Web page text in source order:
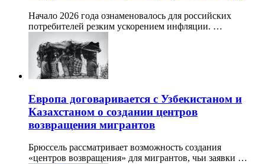
Начало 2026 года ознаменовалось для российских
потребителей резким ускорением инфляции. …
Европа договаривается с Узбекистаном и
Казахстаном о создании центров
возвращения мигрантов
Брюссель рассматривает возможность создания
«центров возвращения» для мигрантов, чьи заявки …